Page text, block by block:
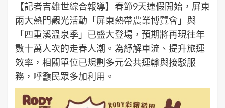
【記者吉雄世綜合報導】春節9天連假開始，屏東
兩大熱門觀光活動「屏東熱帶農業博覽會」與
「四重溪溫泉季」已盛大登場，預期將再現往年
數十萬人次的走春人潮。為紓解車流、提升旅運
效率，相關單位已規劃多元公共運輸與接駁服
務，呼籲民眾多加利用。